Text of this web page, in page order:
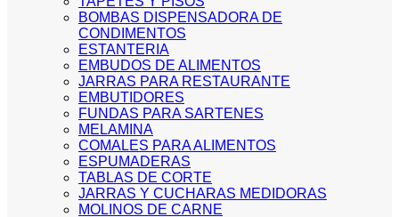
BOMBAS DISPENSADORA DE
CONDIMENTOS
ESTANTERIA
EMBUDOS DE ALIMENTOS
JARRAS PARA RESTAURANTE
EMBUTIDORES
FUNDAS PARA SARTENES
MELAMINA
COMALES PARA ALIMENTOS
ESPUMADERAS
TABLAS DE CORTE
JARRAS Y CUCHARAS MEDIDORAS
MOLINOS DE CARNE